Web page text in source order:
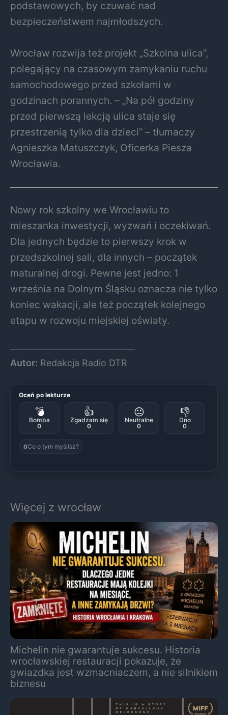
podstawowych, by czuwać nad
bezpieczeństwem najmłodszych.
Wrocław rozwija też projekt „Szkolna ulica”,
polegający na czasowym zamykaniu ruchu
samochodowego przed szkołami w
godzinach porannych. – „Na pół godziny
przed pierwszą lekcją ulica staje się
przestrzenią tylko dla dzieci” – tłumaczy
Agnieszka Matuszczyk, Oficerka Piesza
Wrocławia.
Nowy rok szkolny we Wrocławiu to
mieszanka inwestycji, wyzwań i oczekiwań.
Dla jednych będzie to pierwszy krok w
przedszkolnej sali, dla innych – początek
maturalnej drogi. Pewne jest jedno: 1
września na Dolnym Śląsku oznacza nie tylko
koniec wakacji, ale też początek kolejnego
etapu w rozwoju miejskiej oświaty.
Autor: Redakcja Radio DTR
Oceń po lekturze
💣
Bomba
0
👍
Zgadzam się
0
😐
Neutralne
0
👎
Dno
0
0Co o tym myślisz?
Więcej z wrocław
Michelin nie gwarantuje sukcesu. Historia
wrocławskiej restauracji pokazuje, że
gwiazdka jest wzmacniaczem, a nie silnikiem
biznesu